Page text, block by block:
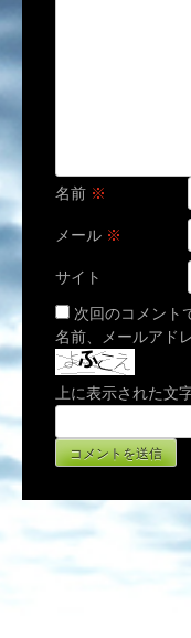
名前 ※
メール ※
サイト
次回のコメント
名前、メールアド
上に表示された文